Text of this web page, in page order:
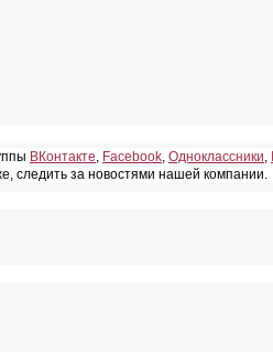
ВКонтакте, Facebook, Одноклассники,
следить за новостями нашей компании.